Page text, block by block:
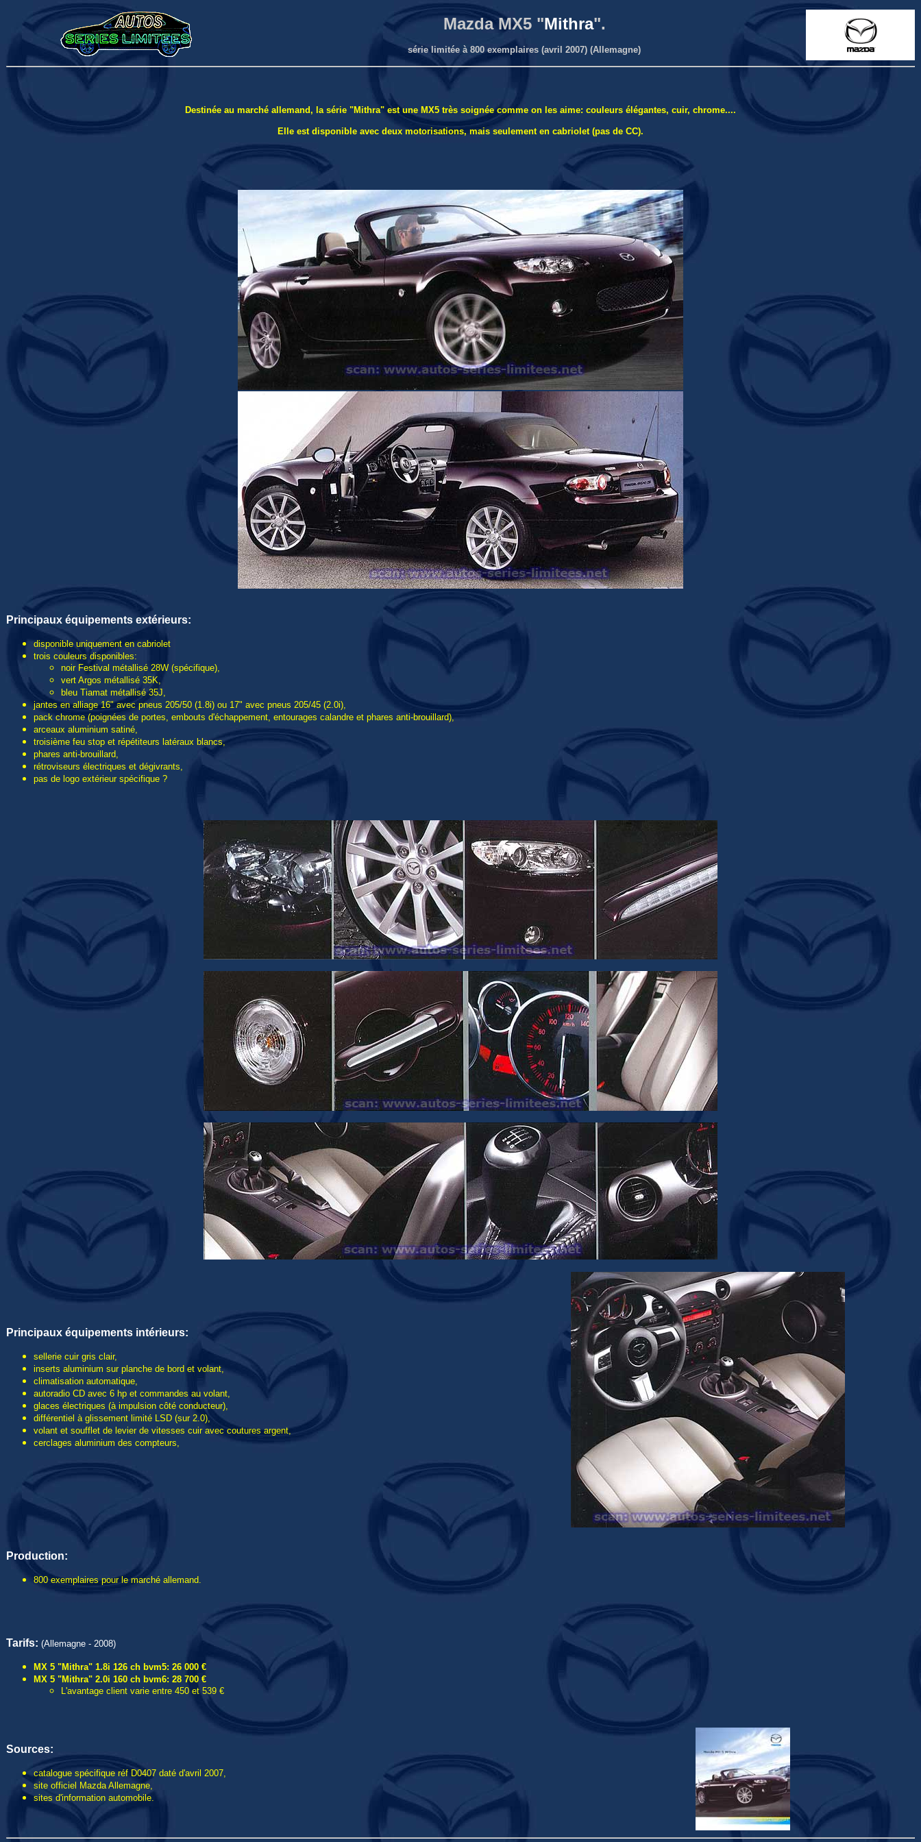
Mazda MX5 "Mithra".
série limitée à 800 exemplaires (avril 2007) (Allemagne)
Destinée au marché allemand, la série "Mithra" est une MX5 très soignée comme on les aime: couleurs élégantes, cuir, chrome....
Elle est disponible avec deux motorisations, mais seulement en cabriolet (pas de CC).
Principaux équipements extérieurs:
disponible uniquement en cabriolet
trois couleurs disponibles:
noir Festival métallisé 28W (spécifique),
vert Argos métallisé 35K,
bleu Tiamat métallisé 35J,
jantes en alliage 16" avec pneus 205/50 (1.8i) ou 17" avec pneus 205/45 (2.0i),
pack chrome (poignées de portes, embouts d'échappement, entourages calandre et phares anti-brouillard),
arceaux aluminium satiné,
troisième feu stop et répétiteurs latéraux blancs,
phares anti-brouillard,
rétroviseurs électriques et dégivrants,
pas de logo extérieur spécifique ?
Principaux équipements intérieurs:
sellerie cuir gris clair,
inserts aluminium sur planche de bord et volant,
climatisation automatique,
autoradio CD avec 6 hp et commandes au volant,
glaces électriques (à impulsion côté conducteur),
différentiel à glissement limité LSD (sur 2.0),
volant et soufflet de levier de vitesses cuir avec coutures argent,
cerclages aluminium des compteurs,
Production:
800 exemplaires pour le marché allemand.
Tarifs: (Allemagne - 2008)
MX 5 "Mithra" 1.8i 126 ch bvm5: 26 000 €
MX 5 "Mithra" 2.0i 160 ch bvm6: 28 700 €
L'avantage client varie entre 450 et 539 €
Sources:
catalogue spécifique réf D0407 daté d'avril 2007,
site officiel Mazda Allemagne,
sites d'information automobile.